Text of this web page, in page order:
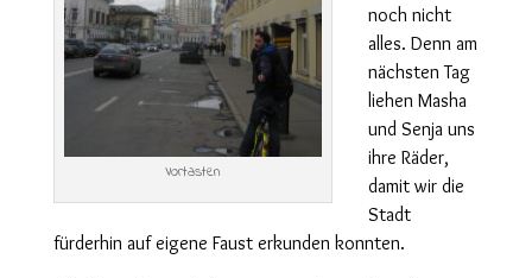
Vortasten
noch nicht
alles. Denn am
nächsten Tag
liehen Masha
und Senja uns
ihre Räder,
damit wir die
Stadt
fürderhin auf eigene Faust erkunden konnten.